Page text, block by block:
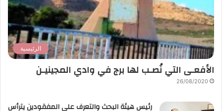
الرئيسية
الأفعـى التي نُصـب لها برج في وادي المجينيـن
26/08/2020
رئيس هيئة البحث والتعرف على المفقودين يترأس